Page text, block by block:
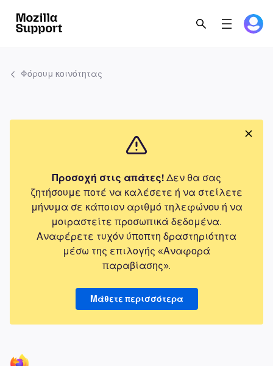
Φόρουμ κοινότητας
Προσοχή στις απάτες! Δεν θα σας
ζητήσουμε ποτέ να καλέσετε ή να στείλετε
μήνυμα σε κάποιον αριθμό τηλεφώνου ή να
μοιραστείτε προσωπικά δεδομένα.
Αναφέρετε τυχόν ύποπτη δραστηριότητα
μέσω της επιλογής «Αναφορά
παραβίασης».
Μάθετε περισσότερα